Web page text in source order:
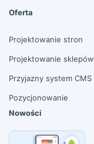
Oferta
Projektowanie stron
Projektowanie sklepów
Przyjazny system CMS
Pozycjonowanie
Nowości